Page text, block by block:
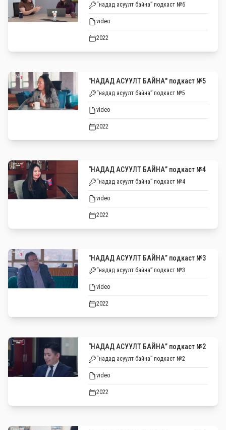
“надад асуулт байна” подкаст №6
video
2022
"НАДАД АСУУЛТ БАЙНА" подкаст №5
“надад асуулт байна” подкаст №5
video
2022
“НАДАД АСУУЛТ БАЙНА” подкаст №4
“надад асуулт байна” подкаст №4
video
2022
"НАДАД АСУУЛТ БАЙНА” подкаст №3
“надад асуулт байна” подкаст №3
video
2022
“НАДАД АСУУЛТ БАЙНА” подкаст №2
“надад асуулт байна” подкаст №2
video
2022